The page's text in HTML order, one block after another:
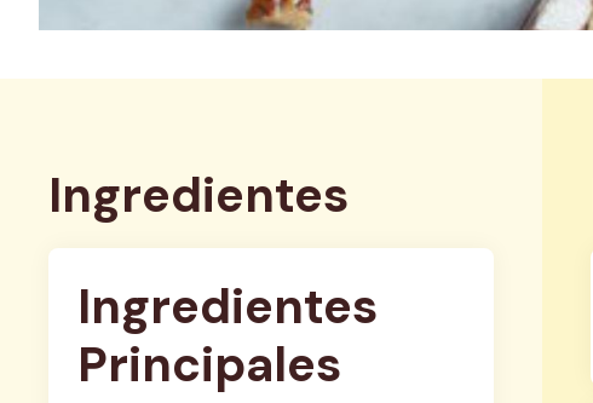
Ingredientes
Ingredientes
Principales